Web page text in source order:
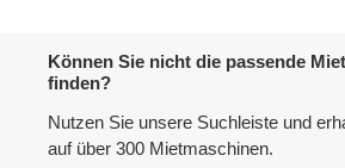
Können Sie nicht die passende
finden?
Nutzen Sie unsere Suchleiste und
auf über 300 Mietmaschinen.